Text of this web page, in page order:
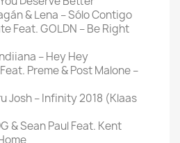
& Lena – Sólo Contigo
Feat. GOLDN – Be Right
– Hey Hey
Preme & Post Malone –
Josh – Infinity 2018 (Klaas
& Sean Paul Feat. Kent